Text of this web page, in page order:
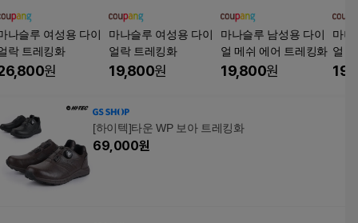
나슬루 여성용 다이
락 트레킹화
원
마나슬루 여성용 다이
얼락 트레킹화
19,800원
마나슬루 남성용 다이
얼 메쉬 에어 트레킹화
19,800원
마나
얼
[하이텍]타운 WP 보아 트레킹화
69,000원